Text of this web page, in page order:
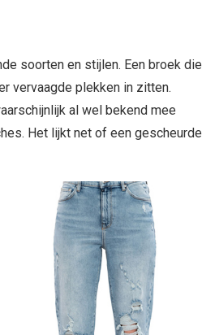
soorten en stijlen. Een broek die
vervaagde plekken in zitten.
al wel bekend mee
Het lijkt net of een gescheurde